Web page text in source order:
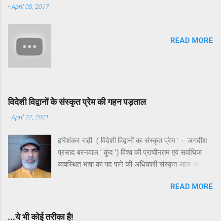
संलग्न नहीं थे। निष्चित रूप से मंदाकिनी के इर्द-गिर्द घने और
-April 03, 2017
READ MORE
विदेशी विद्वानों के संस्कृत प्रेम की गहन पड़ताल
-April 27, 2021
हरिशंकर राढ़ी ( विदेशी विद्वानों का संस्कृत प्रेम ’ - जगदीश
प्रसाद बरनवाल ‘ कुंद ’) विश्व की प्राचीनतम एवं सर्वाधिक
व्यवस्थित भाषा का पद पाने की अधिकारी संस्कृत आज अपनी
कहा जाए तो यह कुछ स्वच्छंदताचारियों या अराजकतावादियों की
बौद्धिक हिंसा का भी शिकार है। भले ही व्याकरण के कड़े नियमों
में बँधी हुई संस्कृत दुरूह है , किंतु इसके साहित्य और लालित्य
READ MORE
...ये भी कोई तरीका है!